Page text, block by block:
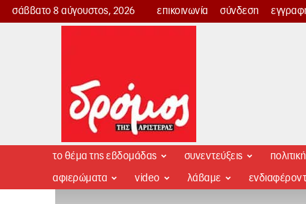
σάββατο 8 αύγουστος, 2026 επικοινωνία σύνδεση
Δρόμος
το θέμα της εβδομάδας συνεντεύξεις πολιτική
αφιερώματα video λάβαμε